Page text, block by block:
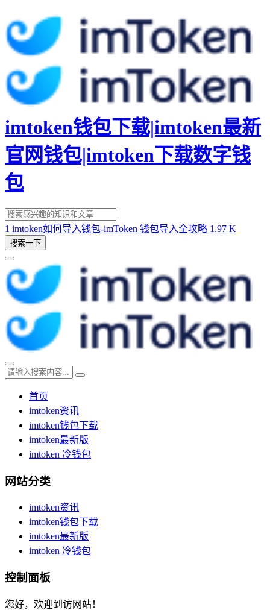
imtoken钱包下载|imtoken最新
官网钱包|imtoken下载数字钱
包
1 imtoken如何导入钱包-imToken 钱包导入全攻略 1.97 K
搜索一下
首页
imtoken资讯
imtoken钱包下载
imtoken最新版
imtoken 冷钱包
网站分类
imtoken资讯
imtoken钱包下载
imtoken最新版
imtoken 冷钱包
控制面板
您好，欢迎到访网站！